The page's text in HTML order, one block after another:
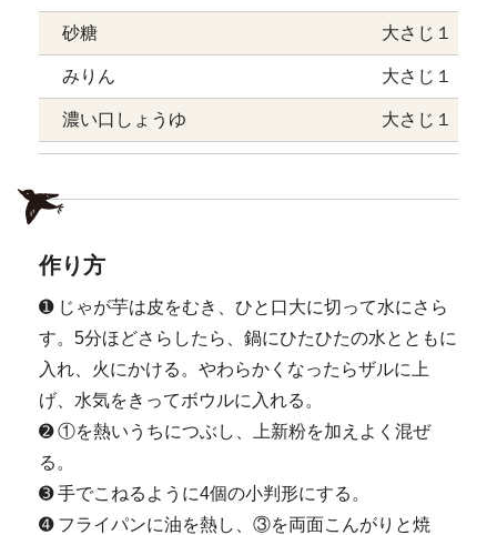
砂糖 大さじ１
みりん 大さじ１
濃い口しょうゆ 大さじ１
作り方
➊ じゃが芋は皮をむき、ひと口大に切って水にさら
す。5分ほどさらしたら、鍋にひたひたの水とともに
入れ、火にかける。やわらかくなったらザルに上
げ、水気をきってボウルに入れる。
➋ ①を熱いうちにつぶし、上新粉を加えよく混ぜ
る。
➌ 手でこねるように4個の小判形にする。
➍ フライパンに油を熱し、③を両面こんがりと焼